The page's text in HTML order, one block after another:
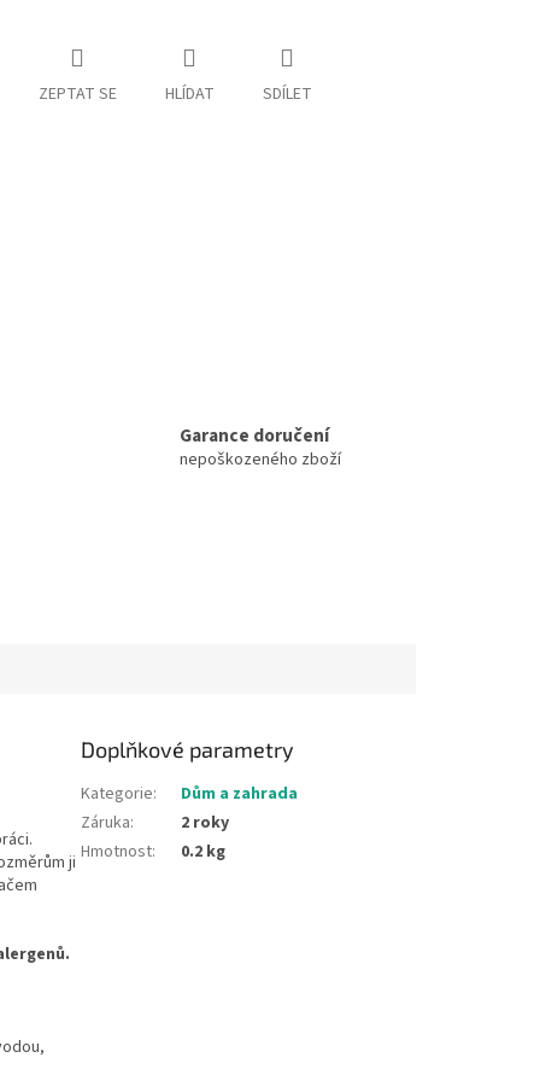
ZEPTAT SE HLÍDAT SDÍLET
Garance doručení
nepoškozeného zboží
ji
Doplňkové parametry
Kategorie:
Dům a zahrada
Záruka:
2 roky
Hmotnost: 0.2 kg